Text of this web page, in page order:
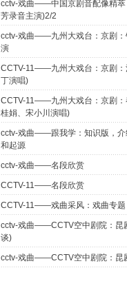
cctv-戏曲——中国京剧音配像精萃
芳录音主演)2/2
cctv-戏曲——九州大戏台：京剧：
演
CCTV-11——九州大戏台：京剧：
丁演唱)
CCTV-11——九州大戏台：京剧：
桂娟、宋小川演唱)
cctv-戏曲——跟我学：知识版，介
和起源
cctv-戏曲——名段欣赏
CCTV-11——名段欣赏
CCTV-11——戏曲采风：戏曲专题
cctv-戏曲——CCTV空中剧院：昆
谈)
cctv-戏曲——CCTV空中剧院：昆